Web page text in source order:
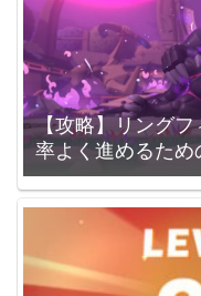
【攻略】リング
率よく進めるため